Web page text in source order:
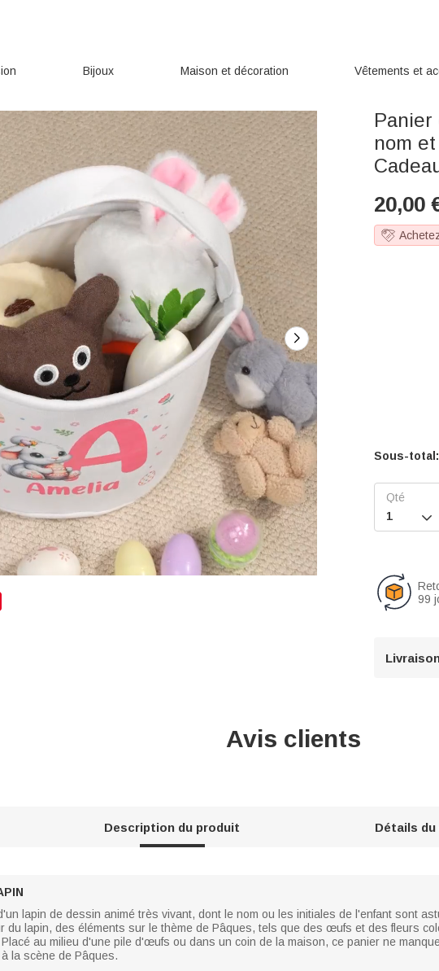
Bijoux Maison et décoration Vêtements et
Panier
nom
20,00
Sous-total:

99
Avis clients
Description du produit Détails du
lapin de dessin animé très vivant, dont le nom ou les initiales de l'enfant sont
du lapin, des éléments sur le thème de Pâques, tels que des œufs et des fleurs
au milieu d'une pile d'œufs ou dans un coin de la maison, ce panier ne
la scène de Pâques.